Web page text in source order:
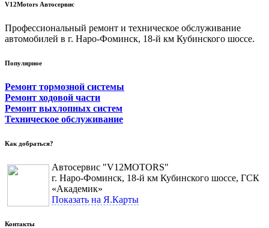
V12Motors Автосервис
Профессиональный ремонт и техническое обслуживание
автомобилей в г. Наро-Фоминск, 18-й км Кубинского шоссе.
Популярное
Ремонт тормозной системы
Ремонт ходовой части
Ремонт выхлопных систем
Техническое обслуживание
Как добраться?
Автосервис "V12MOTORS"
г. Наро-Фоминск, 18-й км Кубинского шоссе, ГСК
«Академик»
Показать на Я.Карты
Контакты